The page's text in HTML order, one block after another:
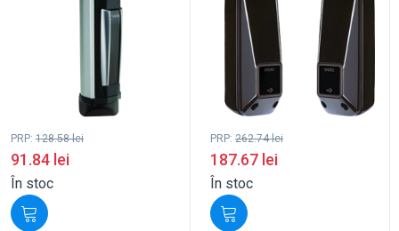
PRP: 128.58lei
91.84 lei
În stoc
PRP: 262.74lei
187.67 lei
În stoc